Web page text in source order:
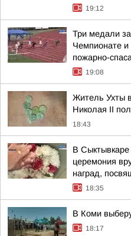
19:12
Три медали
Чемпионате
пожарно-
19:08
Житель Ухты
Николая II
18:43
В
церемония
наград,
18:35
В Коми
18:17